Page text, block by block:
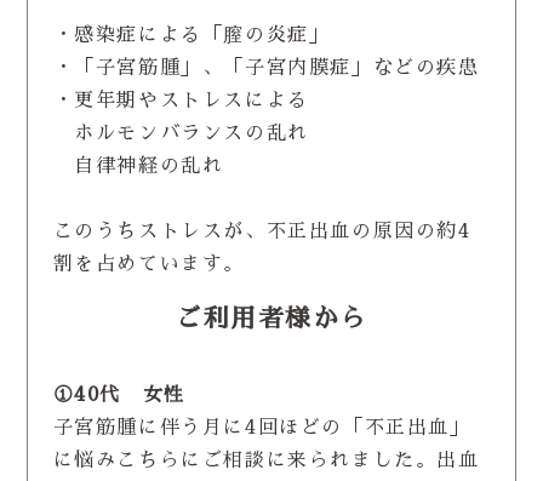
・感染症による「膣の炎症」
・「子宮筋腫」、「子宮内膜症」などの疾患
・更年期やストレスによる
ホルモンバランスの乱れ
自律神経の乱れ
このうちストレスが、不正出血の原因の約4
割を占めています。
ご利用者様から
①40代 女性
子宮筋腫に伴う月に4回ほどの「不正出血」
に悩みこちらにご相談に来られました。出血